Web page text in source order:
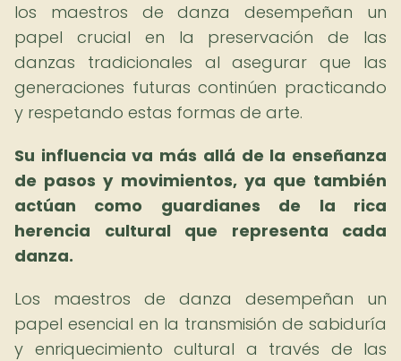
los maestros de danza desempeñan un
papel crucial en la preservación de las
danzas tradicionales al asegurar que las
generaciones futuras continúen practicando
y respetando estas formas de arte.
Su influencia va más allá de la enseñanza
de pasos y movimientos, ya que también
actúan como guardianes de la rica
herencia cultural que representa cada
danza.
Los maestros de danza desempeñan un
papel esencial en la transmisión de sabiduría
y enriquecimiento cultural a través de las